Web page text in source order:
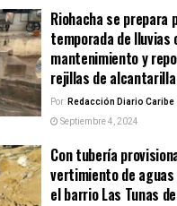
Riohacha se prepara
temporada de lluvias
mantenimiento y
rejillas de
Por:Redacción Diario Caribe
Septiembre 4, 2024
Con tubería
vertimiento de
el barrio Las Tunas